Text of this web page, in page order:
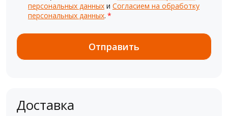
персональных данных и Согласием на обработку
персональных данных. *
Доставка